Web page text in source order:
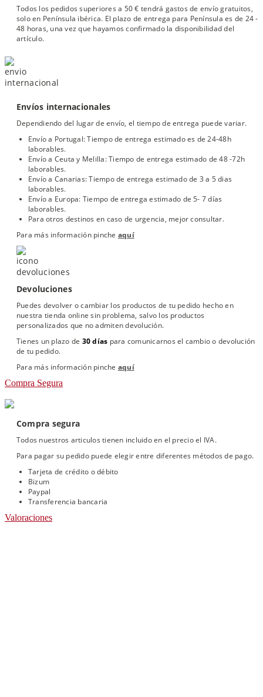
Todos los pedidos superiores a 50 € tendrá gastos de envío gratuitos,
solo en Península ibérica. El plazo de entrega para Península es de 24 -
48 horas, una vez que hayamos confirmado la disponibilidad del
artículo.
Envíos internacionales
Dependiendo del lugar de envío, el tiempo de entrega puede variar.
Envío a Portugal: Tiempo de entrega estimado es de 24-48h
laborables.
Envío a Ceuta y Melilla: Tiempo de entrega estimado de 48 -72h
laborables.
Envío a Canarias: Tiempo de entrega estimado de 3 a 5 dias
laborables.
Envío a Europa: Tiempo de entrega estimado de 5- 7 días
laborables.
Para otros destinos en caso de urgencia, mejor consultar.
Para más información pinche aquí
Devoluciones
Puedes devolver o cambiar los productos de tu pedido hecho en
nuestra tienda online sin problema, salvo los productos
personalizados que no admiten devolución.
Tienes un plazo de 30 días para comunicarnos el cambio o devolución
de tu pedido.
Para más información pinche aquí
Compra Segura
Compra segura
Todos nuestros articulos tienen incluido en el precio el IVA.
Para pagar su pedido puede elegir entre diferentes métodos de pago.
Tarjeta de crédito o débito
Bizum
Paypal
Transferencia bancaria
Valoraciones